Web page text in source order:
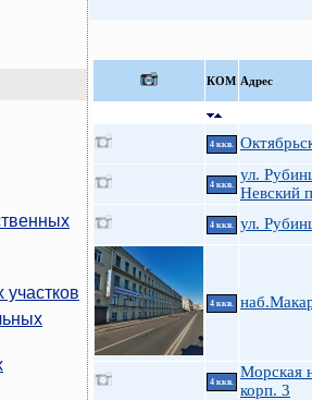
КOМ Адрес
4 ккв.
4 ккв.
ул.
Невский
4 ккв. ул.
4 ккв.
4 ккв.
Морская
корп. 3